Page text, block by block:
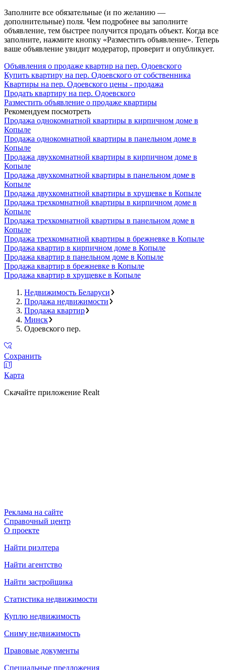
Заполните все обязательные (и по желанию —
дополнительные) поля. Чем подробнее вы заполните
объявление, тем быстрее получится продать объект. Когда все
заполните, нажмите кнопку «Разместить объявление». Теперь
ваше объявление увидит модератор, проверит и опубликует.
Объявления о продаже квартир на пер. Одоевского
Купить квартиру на пер. Одоевского от собственника
Квартиры на пер. Одоевского цены - продажа
Продать квартиру на пер. Одоевского
Разместить объявление о продаже квартиры
Рекомендуем посмотреть
Продажа однокомнатной квартиры в кирпичном доме в
Копыле
Продажа однокомнатной квартиры в панельном доме в
Копыле
Продажа двухкомнатной квартиры в кирпичном доме в
Копыле
Продажа двухкомнатной квартиры в панельном доме в
Копыле
Продажа двухкомнатной квартиры в хрущевке в Копыле
Продажа трехкомнатной квартиры в кирпичном доме в
Копыле
Продажа трехкомнатной квартиры в панельном доме в
Копыле
Продажа трехкомнатной квартиры в брежневке в Копыле
Продажа квартир в кирпичном доме в Копыле
Продажа квартир в панельном доме в Копыле
Продажа квартир в брежневке в Копыле
Продажа квартир в хрущевке в Копыле
Недвижимость Беларуси
Продажа недвижимости
Продажа квартир
Минск
Одоевского пер.
Сохранить
Карта
Скачайте приложение Realt
Реклама на сайте
Справочный центр
О проекте
Найти риэлтера
Найти агентство
Найти застройщика
Статистика недвижимости
Куплю недвижимость
Сниму недвижимость
Правовые документы
Специальные предложения